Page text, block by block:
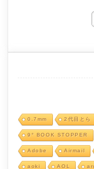
0.7mm 2代目とら
9° BOOK STOPPER
Adobe Airmail
aoki AOL